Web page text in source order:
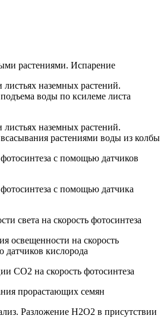
растениями. Испарение
наземных растений.
воды по ксилеме листа
наземных растений.
растениями воды из колбы
с помощью датчиков
с помощью датчика
света на скорость фотосинтеза
освещенности на скорость
датчиков кислорода
СО2 на скорость фотосинтеза
прорастающих семян
Разложение Н2О2 в присутствии